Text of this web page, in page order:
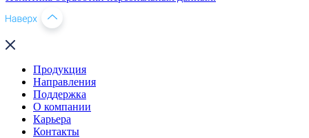
Продукция
Направления
Поддержка
О компании
Карьера
Контакты